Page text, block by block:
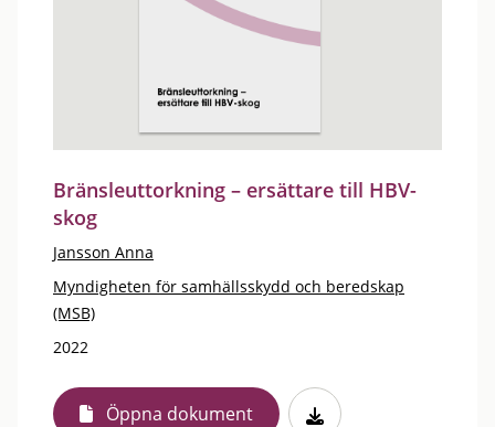
Bränsleuttorkning – ersättare till HBV-
skog
Jansson Anna
Myndigheten för samhällsskydd och beredskap
(MSB)
2022
Öppna dokument